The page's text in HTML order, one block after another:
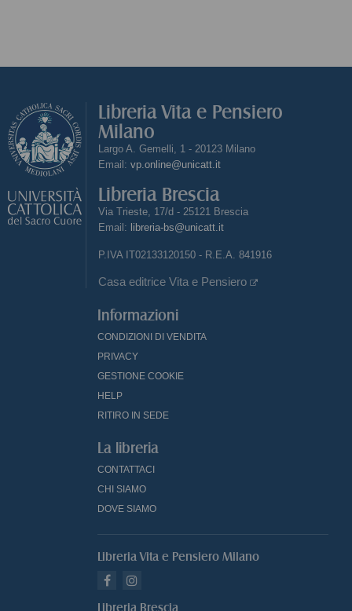
Libreria Vita e Pensiero
Milano
Largo A. Gemelli, 1 - 20123 Milano
Email: vp.online@unicatt.it
Libreria Brescia
Via Trieste, 17/d - 25121 Brescia
Email: libreria-bs@unicatt.it
P.IVA IT02133120150 - R.E.A. 841916
Casa editrice Vita e Pensiero
Informazioni
CONDIZIONI DI VENDITA
PRIVACY
GESTIONE COOKIE
HELP
RITIRO IN SEDE
La libreria
CONTATTACI
CHI SIAMO
DOVE SIAMO
Libreria Vita e Pensiero Milano
Libreria Brescia